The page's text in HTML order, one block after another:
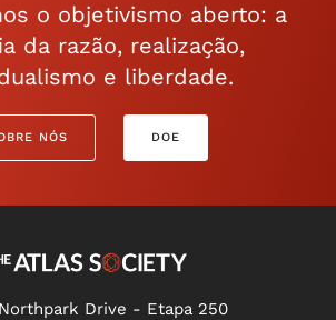
o objetivismo aberto: a
da razão, realização,
e liberdade.
NÓS DOE
Drive - Etapa 250